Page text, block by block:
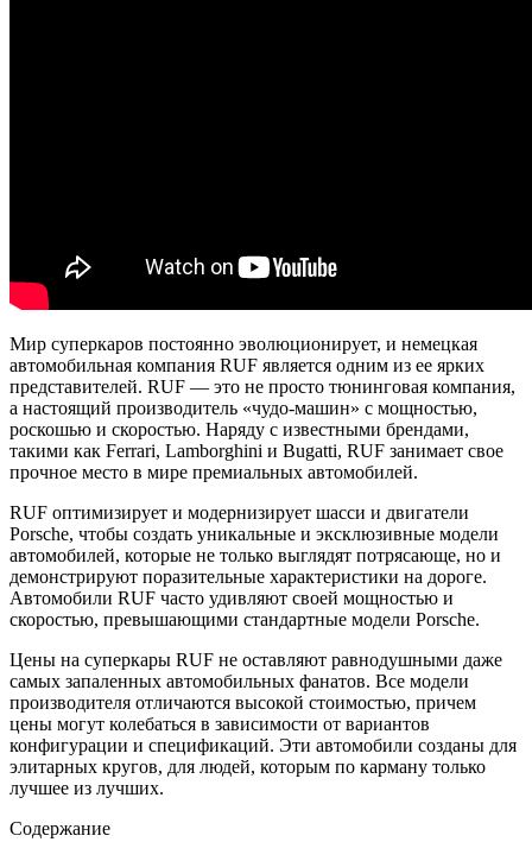
Мир суперкаров постоянно эволюционирует, и немецкая
автомобильная компания RUF является одним из ее ярких
представителей. RUF — это не просто тюнинговая компания,
а настоящий производитель «чудо-машин» с мощностью,
роскошью и скоростью. Наряду с известными брендами,
такими как Ferrari, Lamborghini и Bugatti, RUF занимает свое
прочное место в мире премиальных автомобилей.
RUF оптимизирует и модернизирует шасси и двигатели
Porsche, чтобы создать уникальные и эксклюзивные модели
автомобилей, которые не только выглядят потрясающе, но и
демонстрируют поразительные характеристики на дороге.
Автомобили RUF часто удивляют своей мощностью и
скоростью, превышающими стандартные модели Porsche.
Цены на суперкары RUF не оставляют равнодушными даже
самых запаленных автомобильных фанатов. Все модели
производителя отличаются высокой стоимостью, причем
цены могут колебаться в зависимости от вариантов
конфигурации и спецификаций. Эти автомобили созданы для
элитарных кругов, для людей, которым по карману только
лучшее из лучших.
Содержание